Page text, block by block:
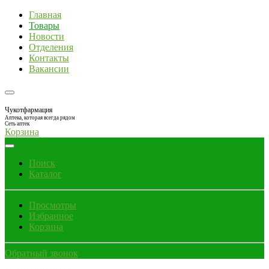
Главная
Товары
Новости
Отделения
Контакты
Вакансии
Чукотфармация
Аптека, которая всегда рядом
Сеть аптек
Корзина
Поиск
Каталог
Просмотры
Избранное
Корзина
Обратный звонок